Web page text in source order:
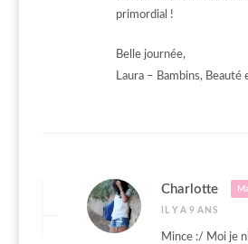
primordial !
Belle journée,
Laura – Bambins, Beauté
Charlotte
IL Y A 9 ANS
Mince :/ Moi je